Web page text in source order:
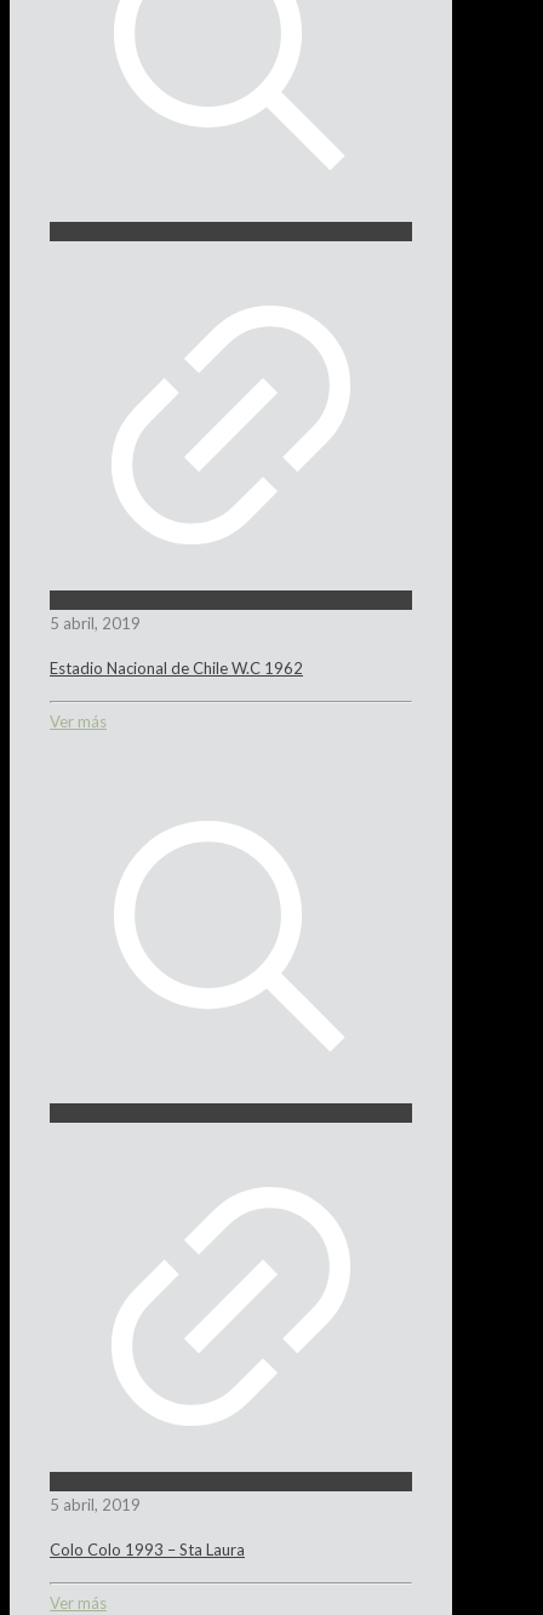
5 abril, 2019
Estadio Nacional de Chile W.C 1962
Ver más
5 abril, 2019
Colo Colo 1993 – Sta Laura
Ver más